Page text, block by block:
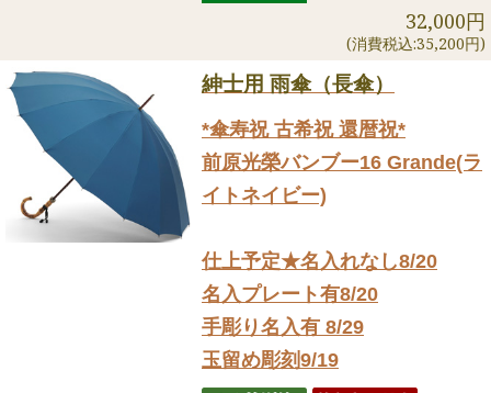
32,000円
(消費税込:35,200円)
紳士用 雨傘（長傘）
*傘寿祝 古希祝 還暦祝*
前原光榮バンブー16 Grande(ラ
イトネイビー)
仕上予定★名入れなし8/20
名入プレート有8/20
手彫り名入有 8/29
玉留め彫刻9/19